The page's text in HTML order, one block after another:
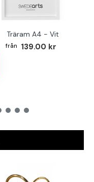
Träram A4 - Vit
139.00 kr